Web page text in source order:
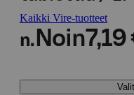
Kaikki Vire-tuotteet
n. Noin7,19